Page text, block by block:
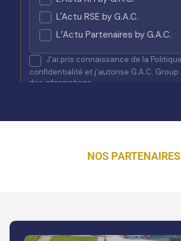
NOS PARTENAIRES